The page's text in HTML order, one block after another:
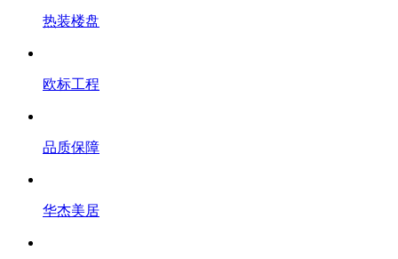
热装楼盘
欧标工程
品质保障
华杰美居